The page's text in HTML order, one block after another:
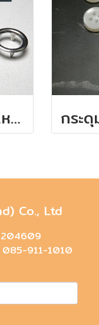
กระดุมสแนปวงแหวนสีเขียว
Co., Ltd
911-1010